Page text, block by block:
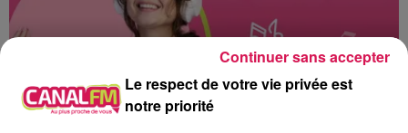
Le respect de votre vie privée est
notre priorité
Continuer sans accepter